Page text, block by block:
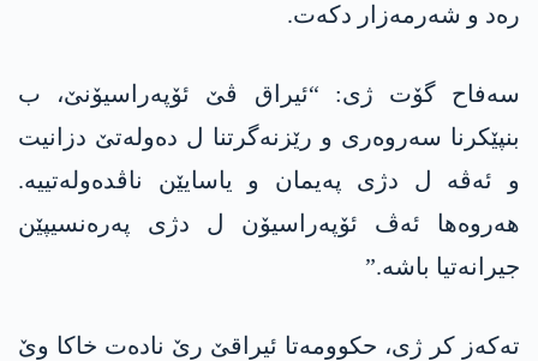
رەد و شەرمەزار دکەت.
سەفاح گۆت ژی: “ئیراق ڤێ ئۆپەراسیۆنێ، ب
بنپێکرنا سەروەری و رێزنەگرتنا ل دەولەتێ دزانیت
و ئەڤە ل دژی پەیمان و یاسایێن ناڤدەولەتییە.
ھەروەھا ئەڤ ئۆپەراسیۆن ل دژی پەرەنسیپێن
جیرانەتیا باشە.”
تەکەز کر ژی، حکوومەتا ئیراقێ رێ نادەت خاکا وێ